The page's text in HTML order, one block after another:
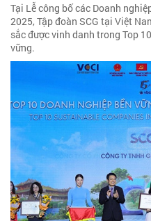
Tại Lễ công bố các Doanh
2025, Tập đoàn SCG tại Việt
sắc được vinh danh trong Top
vững.